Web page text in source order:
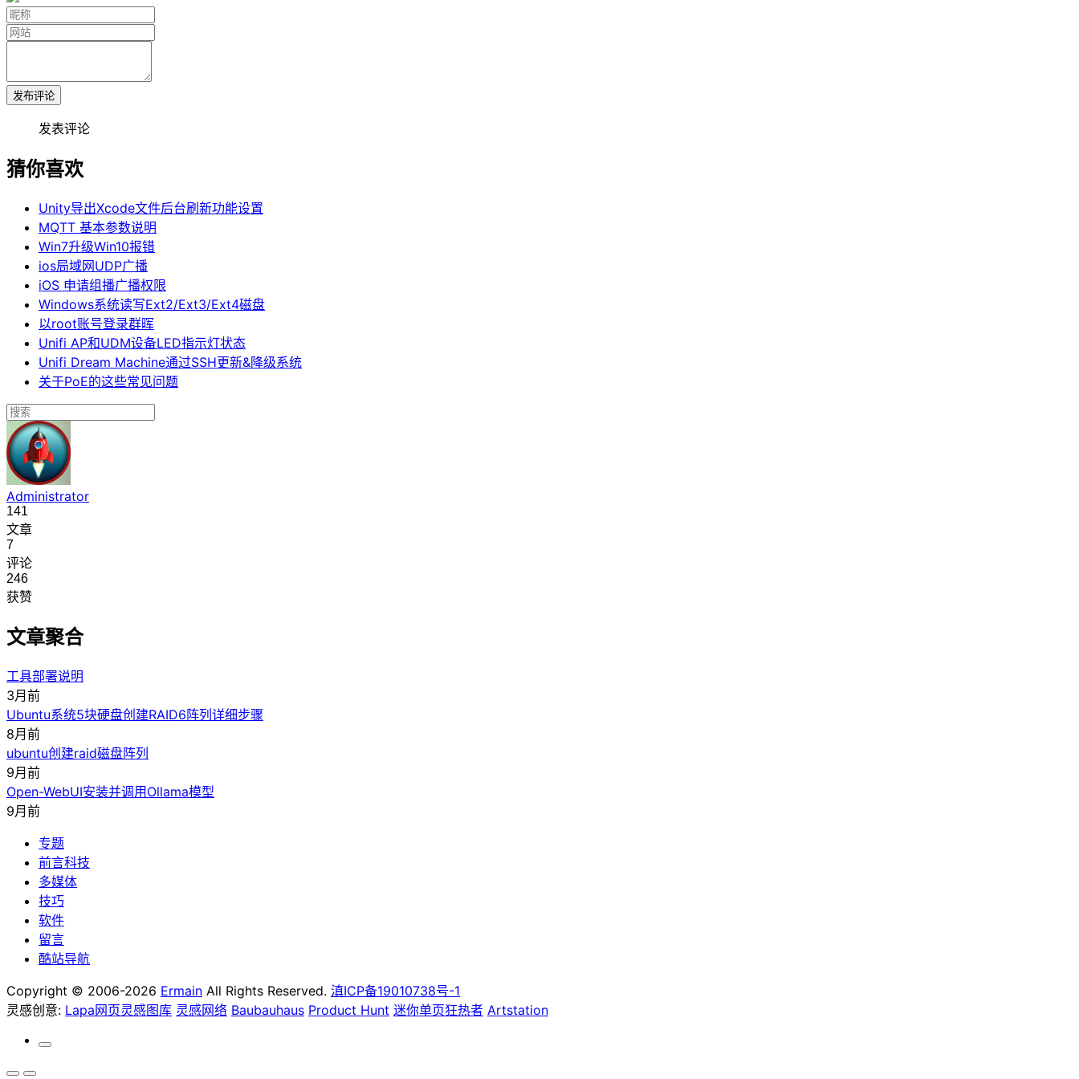
发布评论
发表评论
猜你喜欢
Unity导出Xcode文件后台刷新功能设置
MQTT 基本参数说明
Win7升级Win10报错
ios局域网UDP广播
iOS 申请组播广播权限
Windows系统读写Ext2/Ext3/Ext4磁盘
以root账号登录群晖
Unifi AP和UDM设备LED指示灯状态
Unifi Dream Machine通过SSH更新&降级系统
关于PoE的这些常见问题
Administrator
141
文章
7
评论
246
获赞
文章聚合
工具部署说明
3月前
Ubuntu系统5块硬盘创建RAID6阵列详细步骤
8月前
ubuntu创建raid磁盘阵列
9月前
Open-WebUI安装并调用Ollama模型
9月前
专题
前言科技
多媒体
技巧
软件
留言
酷站导航
Copyright © 2006-2026 Ermain All Rights Reserved. 滇ICP备19010738号-1
灵感创意: Lapa网页灵感图库 灵感网络 Baubauhaus Product Hunt 迷你单页狂热者 Artstation